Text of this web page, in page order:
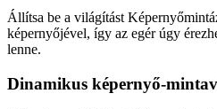
Állítsa be a világítást
képernyőjével, így az egér úgy
lenne.
Dinamikus képernyő-